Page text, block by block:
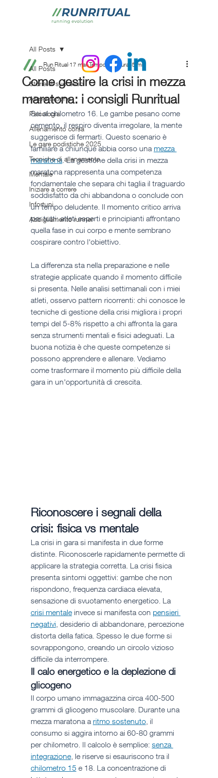
All Posts
Storie di successo
Alimentazione
Psicologia
Allenamento corsa
Le gare podistiche 2025
Tecniche di allenamento
Mentale
Iniziare a correre
Infortuni
Abbigliamento runner
All Posts
Come gestire la crisi in mezza
maratona: i consigli Runritual
Run Ritual 17 mar Tempo di lettura: 5 min
Sei al chilometro 16. Le gambe pesano come
cemento, il respiro diventa irregolare, la mente
suggerisce di fermarti. Questo scenario è
familiare a chiunque abbia corso una mezza
maratona. La gestione della crisi in mezza
maratona rappresenta una competenza
fondamentale che separa chi taglia il traguardo
soddisfatto da chi abbandona o conclude con
un tempo deludente. Il momento critico arriva
per tutti: atleti esperti e principianti affrontano
quella fase in cui corpo e mente sembrano
cospirare contro l'obiettivo.
La differenza sta nella preparazione e nelle
strategie applicate quando il momento difficile
si presenta. Nelle analisi settimanali con i miei
atleti, osservo pattern ricorrenti: chi conosce le
tecniche di gestione della crisi migliora i propri
tempi del 5-8% rispetto a chi affronta la gara
senza strumenti mentali e fisici adeguati. La
buona notizia è che queste competenze si
possono apprendere e allenare. Vediamo
come trasformare il momento più difficile della
gara in un'opportunità di crescita.
Riconoscere i segnali della
crisi: fisica vs mentale
La crisi in gara si manifesta in due forme
distinte. Riconoscerle rapidamente permette di
applicare la strategia corretta. La crisi fisica
presenta sintomi oggettivi: gambe che non
rispondono, frequenza cardiaca elevata,
sensazione di svuotamento energetico. La
crisi mentale invece si manifesta con pensieri
negativi, desiderio di abbandonare, percezione
distorta della fatica. Spesso le due forme si
sovrappongono, creando un circolo vizioso
difficile da interrompere.
Il calo energetico e la deplezione di
glicogeno
Il corpo umano immagazzina circa 400-500
grammi di glicogeno muscolare. Durante una
mezza maratona a ritmo sostenuto, il
consumo si aggira intorno ai 60-80 grammi
per chilometro. Il calcolo è semplice: senza
integrazione, le riserve si esauriscono tra il
chilometro 15 e 18. La concentrazione di